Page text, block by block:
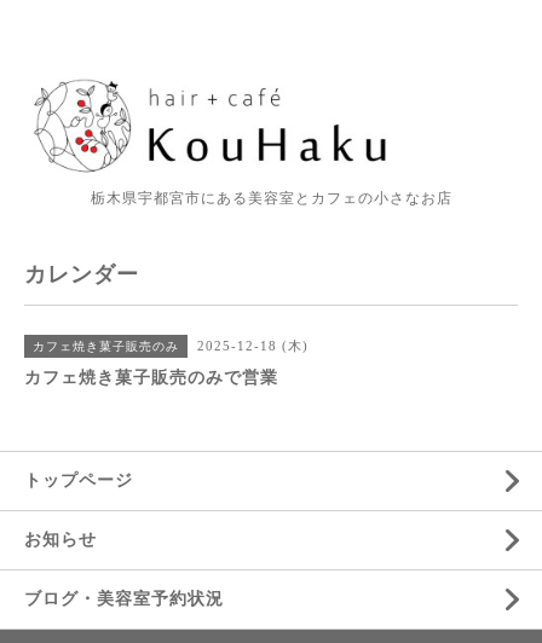
栃木県宇都宮市にある美容室とカフェの小さなお店
カレンダー
カフェ焼き菓子販売のみ 2025-12-18 (木)
カフェ焼き菓子販売のみで営業
トップページ
お知らせ
ブログ・美容室予約状況